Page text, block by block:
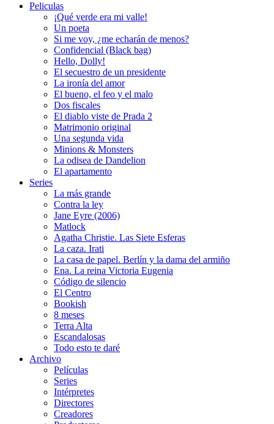
Peliculas
¡Qué verde era mi valle!
Un poeta
Si me voy, ¿me echarán de menos?
Confidencial (Black bag)
Hello, Dolly!
El secuestro de un presidente
La ironía del amor
El bueno, el feo y el malo
Dos fiscales
El diablo viste de Prada 2
Matrimonio original
Una segunda vida
Minions & Monsters
La odisea de Dandelion
El apartamento
Series
La más grande
Contra la ley
Jane Eyre (2006)
Matlock
Agatha Christie. Las Siete Esferas
La caza. Irati
La casa de papel. Berlín y la dama del armiño
Ena. La reina Victoria Eugenia
Código de silencio
El Centro
Bookish
8 meses
Terra Alta
Escandalosas
Todo esto te daré
Archivo
Películas
Series
Intérpretes
Directores
Creadores